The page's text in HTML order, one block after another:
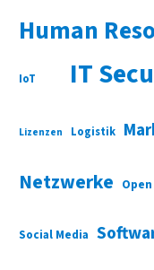
Human
IoT IT
Lizenzen Logistik
Netzwerke
Social Media